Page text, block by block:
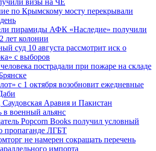
по Крымскому мосту перекрывали
пирамиды АФК «Наследие» получили
лет колонии
суд 10 августа рассмотрит иск о
с выборов
пострадали при пожаре на складе
с 1 октября возобновит ежедневные
Саудовская Аравия и Пакистан
в военный альянс
Popcorn Books получил условный
пропаганде ЛГБТ
не намерен сокращать перечень
импорта